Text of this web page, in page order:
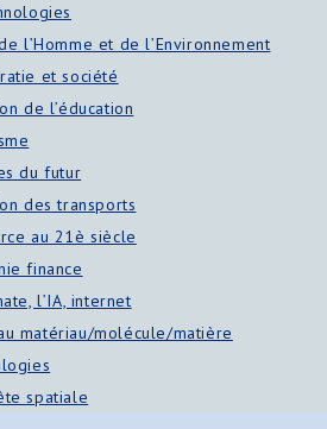
l’Homme et de l’Environnement
et société
de l’éducation
du futur
des transports
au 21è siècle
finance
l’IA, internet
matériau/molécule/matière
spatiale